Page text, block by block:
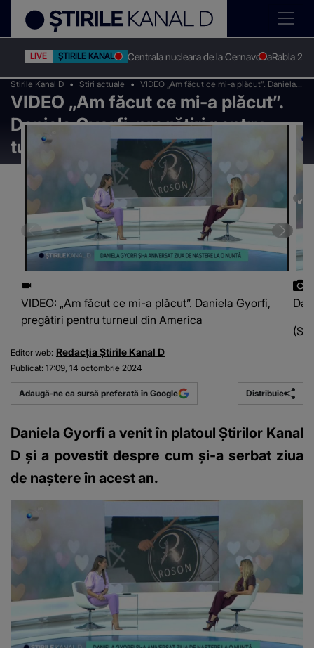
LIVE ȘTIRILE KANAL D Centrala nucleara de la CernavodaRabla
Stirile Kanal D Stiri actuale
VIDEO „Am făcut ce mi-a plăcut”. Daniela
Gyorfi, pregătiri pentru turneul din America
VIDEO „Am făcut ce mi-a plăcut”.
Daniela Gyorfi, pregătiri pentru
turneul din America
VIDEO: „Am făcut ce mi-a plăcut”. Daniela Gyorfi,
pregătiri pentru turneul din America
Editor web: Redacția Știrile Kanal D
Publicat: 17:09, 14 octombrie 2024
Adaugă-ne ca sursă preferată în Google Distribuie
Daniela Gyorfi a venit în platoul Știrilor Kanal
D și a povestit despre cum și-a serbat ziua
de naștere în acest an.